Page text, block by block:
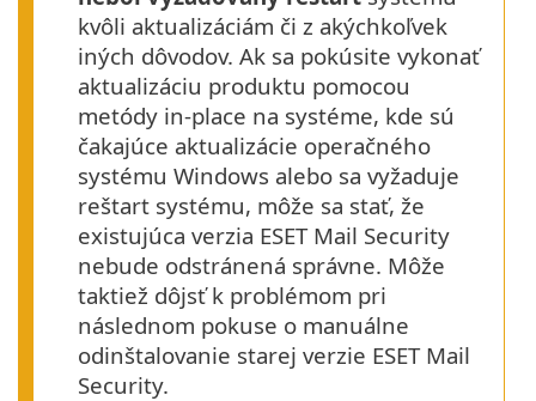
kvôli aktualizáciám či z akýchkoľvek
iných dôvodov. Ak sa pokúsite vykonať
aktualizáciu produktu pomocou
metódy in-place na systéme, kde sú
čakajúce aktualizácie operačného
systému Windows alebo sa vyžaduje
reštart systému, môže sa stať, že
existujúca verzia ESET Mail Security
nebude odstránená správne. Môže
taktiež dôjsť k problémom pri
následnom pokuse o manuálne
odinštalovanie starej verzie ESET Mail
Security.